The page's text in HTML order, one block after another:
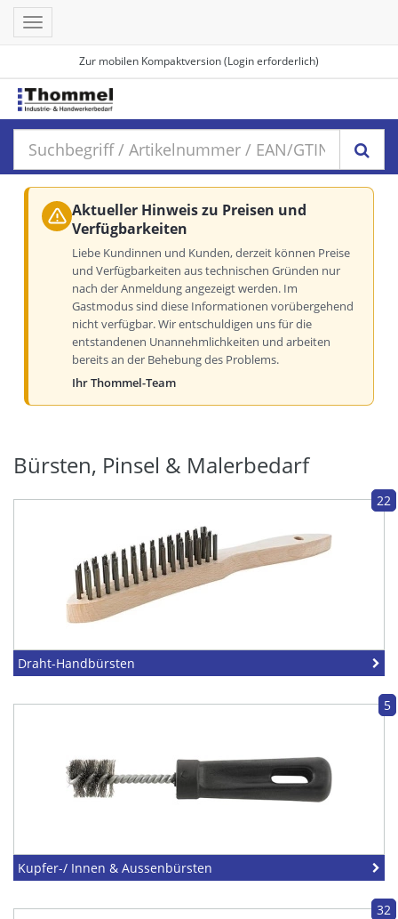
Zur mobilen Kompaktversion (Login erforderlich)
Toggle
navigation
Aktueller Hinweis zu Preisen und
Verfügbarkeiten
Liebe Kundinnen und Kunden, derzeit können Preise
und Verfügbarkeiten aus technischen Gründen nur
nach der Anmeldung angezeigt werden. Im
Gastmodus sind diese Informationen vorübergehend
nicht verfügbar. Wir entschuldigen uns für die
entstandenen Unannehmlichkeiten und arbeiten
bereits an der Behebung des Problems.
Ihr Thommel-Team
Bürsten, Pinsel & Malerbedarf
22
Draht-Handbürsten
5
Kupfer-/ Innen & Aussenbürsten
32